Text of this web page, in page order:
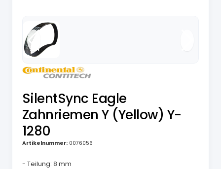
SilentSync Eagle
Zahnriemen Y (Yellow) Y-
1280
Artikelnummer: 0076056
- Teilung: 8 mm